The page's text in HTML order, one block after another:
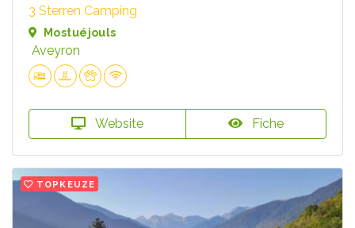
3 Sterren Camping
Mostuéjouls
Aveyron
Website Fiche
TOPKEUZE